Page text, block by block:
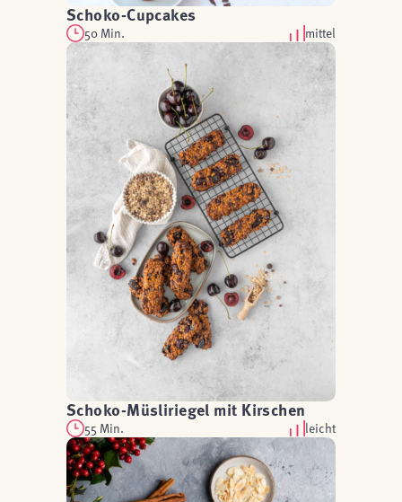
Schoko-Cupcakes
50 Min. mittel
Schoko-Müsliriegel mit Kirschen
55 Min. leicht